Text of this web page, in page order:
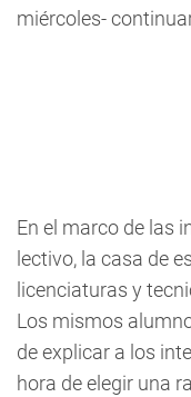
miércoles-
En el marco de las
lectivo, la casa de
licenciaturas y
Los mismos
de explicar a los
hora de elegir una